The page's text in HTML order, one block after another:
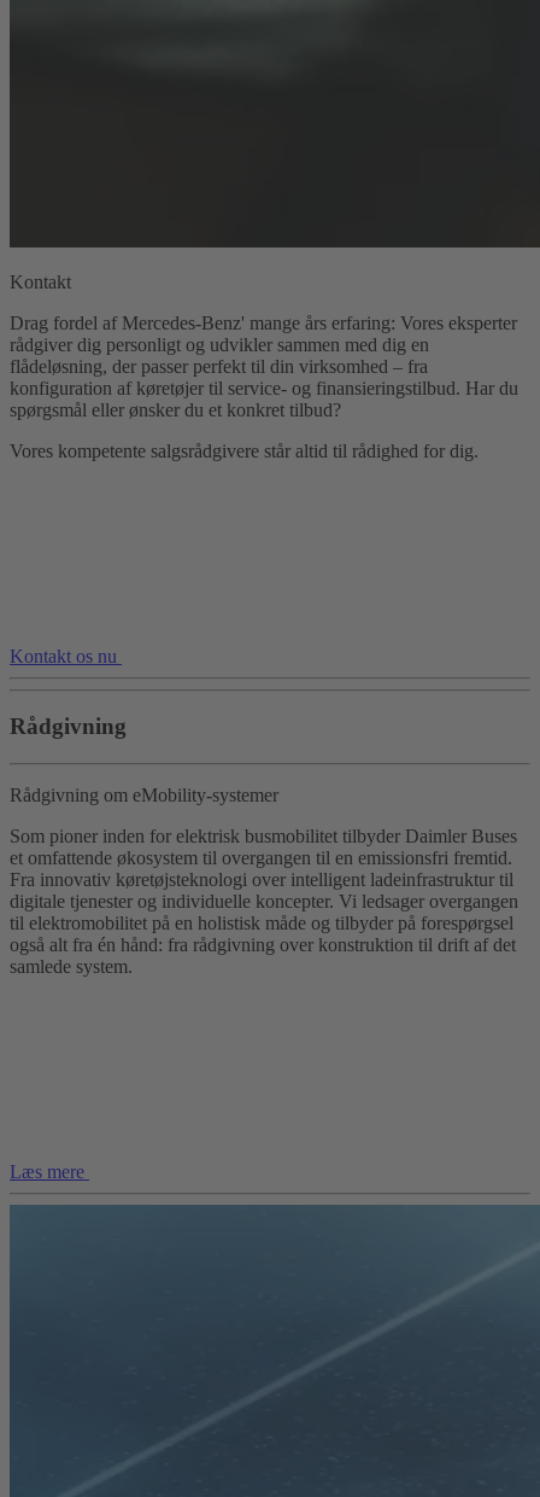
Kontakt
Drag fordel af Mercedes-Benz' mange års erfaring: Vores eksperter
rådgiver dig personligt og udvikler sammen med dig en
flådeløsning, der passer perfekt til din virksomhed – fra
konfiguration af køretøjer til service- og finansieringstilbud. Har du
spørgsmål eller ønsker du et konkret tilbud?
Vores kompetente salgsrådgivere står altid til rådighed for dig.
Kontakt os nu
Rådgivning
Rådgivning om eMobility-systemer
Som pioner inden for elektrisk busmobilitet tilbyder Daimler Buses
et omfattende økosystem til overgangen til en emissionsfri fremtid.
Fra innovativ køretøjsteknologi over intelligent ladeinfrastruktur til
digitale tjenester og individuelle koncepter. Vi ledsager overgangen
til elektromobilitet på en holistisk måde og tilbyder på forespørgsel
også alt fra én hånd: fra rådgivning over konstruktion til drift af det
samlede system.
Læs mere